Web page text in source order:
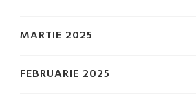
MARTIE 2025
FEBRUARIE 2025